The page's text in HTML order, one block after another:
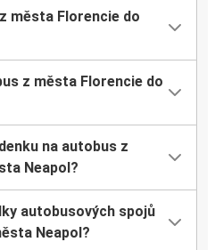
města Florencie do
z města Florencie do
na autobus z
Neapol?
autobusových spojů
Neapol?